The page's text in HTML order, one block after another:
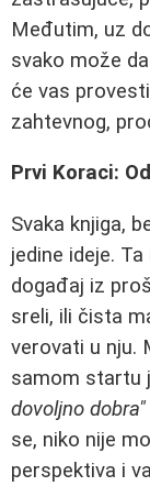
Međutim, uz
svako može
će vas
zahtevnog,
Prvi Koraci:
Svaka knjiga,
jedine ideje.
događaj iz
sreli, ili čista
verovati u nju.
samom startu
dovoljno dobra"
se, niko nije
perspektiva i